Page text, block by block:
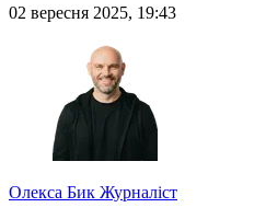
02 вересня 2025, 19:43
Олекса Бик Журналіст